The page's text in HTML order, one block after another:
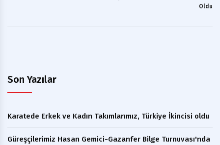
Oldu
Son Yazılar
Karatede Erkek ve Kadın Takımlarımız, Türkiye İkincisi oldu
Güreşçilerimiz Hasan Gemici-Gazanfer Bilge Turnuvası'nda